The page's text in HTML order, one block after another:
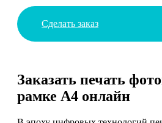
Сделать заказ
Заказать печать
рамке А4 онлайн